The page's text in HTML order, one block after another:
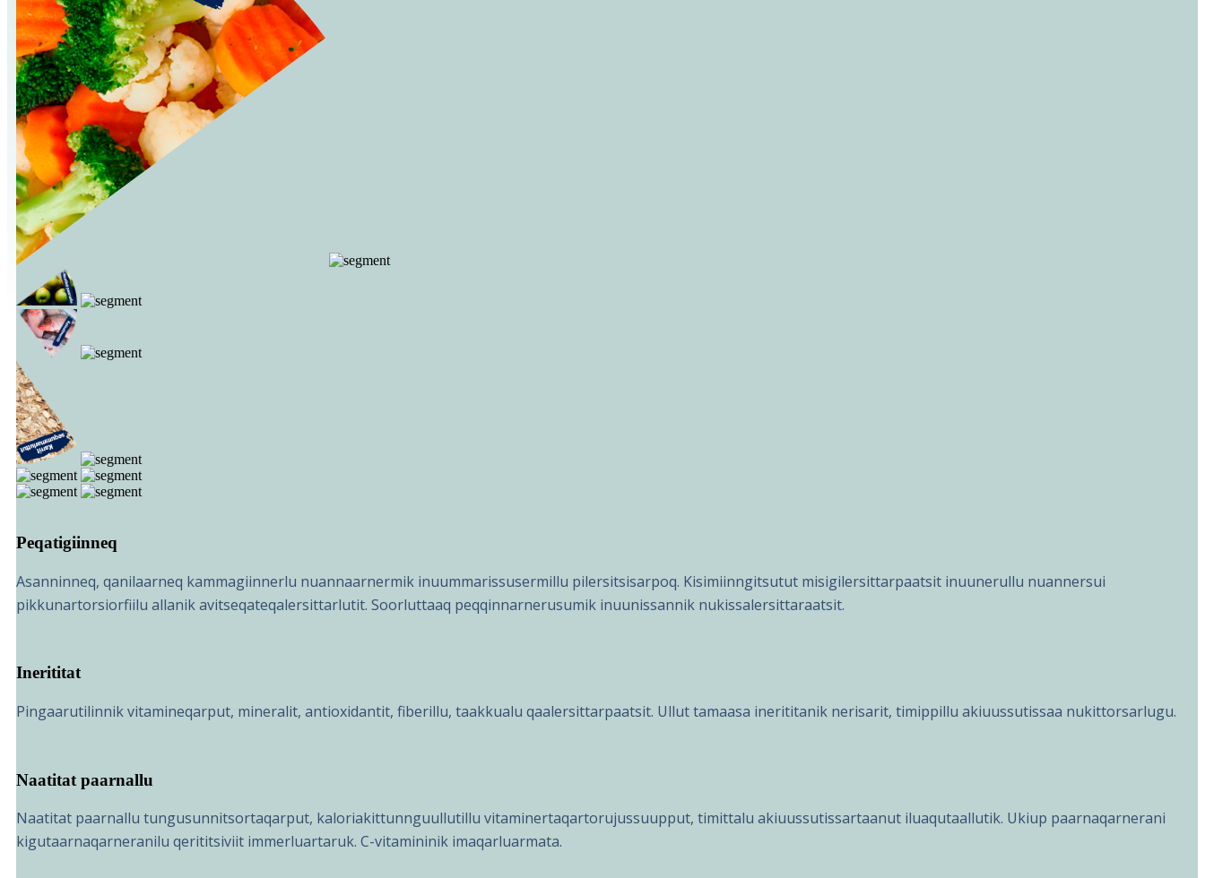
Peqatigiinneq
Asanninneq, qanilaarneq kammagiinnerlu nuannaarnermik inuummarissusermillu pilersitsisarpoq. Kisimiinngitsutut misigilersittarpaatsit inuunerullu nuannersui
pikkunartorsiorfiilu allanik avitseqateqalersittarlutit. Soorluttaaq peqqinnarnerusumik inuunissannik nukissalersittaraatsit.
Inerititat
Pingaarutilinnik vitamineqarput, mineralit, antioxidantit, fiberillu, taakkualu qaalersittarpaatsit. Ullut tamaasa inerititanik nerisarit, timippillu akiuussutissaa nukittorsarlugu.
Naatitat paarnallu
Naatitat paarnallu tungusunnitsortaqarput, kaloriakittunnguullutillu vitaminertaqartorujussuupput, timittalu akiuussutissartaanut iluaqutaallutik. Ukiup paarnaqarnerani
kigutaarnaqarneranilu qerititsiviit immerluartaruk. C-vitamininik imaqarluarmata.